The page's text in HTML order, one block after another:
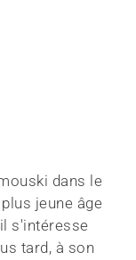
dans le
jeune âge
s'intéresse
tard, à son